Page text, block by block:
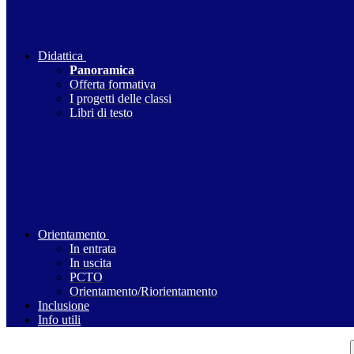
Didattica
Panoramica
Offerta formativa
I progetti delle classi
Libri di testo
Orientamento
In entrata
In uscita
PCTO
Orientamento/Riorientamento
Inclusione
Info utili